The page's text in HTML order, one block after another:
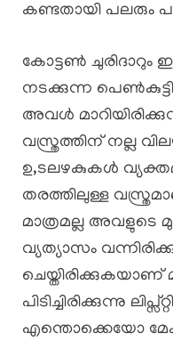
കണ്ടതായി പലരും
കോട്ടൺ ചുരിദാറും
നടക്കുന്ന
അവൾ
വസ്ത്രത്തിന് നല്ല
ഉ,ടലഴകുകൾ
തരത്തിലുള്ള
മാത്രമല്ല അവളുടെ
വ്യത്യാസം
പിടിച്ചിരിക്കുന്നു
എന്തൊക്കെയോ